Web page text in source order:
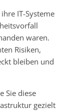
IT-Systeme
waren.
Risiken,
bleiben und
Sie diese
gezielt